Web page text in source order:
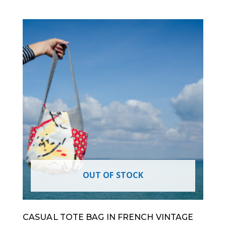
OUT OF STOCK
CASUAL TOTE BAG IN FRENCH VINTAGE